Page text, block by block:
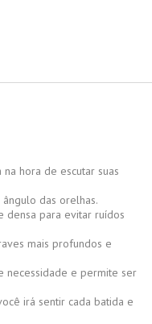
hora de escutar suas
das orelhas.
densa para evitar ruídos
mais profundos e
necessidade e permite ser
irá sentir cada batida e